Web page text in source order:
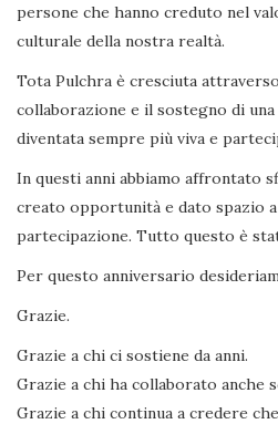
persone che hanno creduto nel
culturale della nostra realtà.
Tota Pulchra è cresciuta
collaborazione e il sostegno di
diventata sempre più viva e
In questi anni abbiamo affrontato
creato opportunità e dato spazio
partecipazione. Tutto questo è
Per questo anniversario
Grazie.
Grazie a chi ci sostiene da anni.
Grazie a chi ha collaborato anche
Grazie a chi continua a credere